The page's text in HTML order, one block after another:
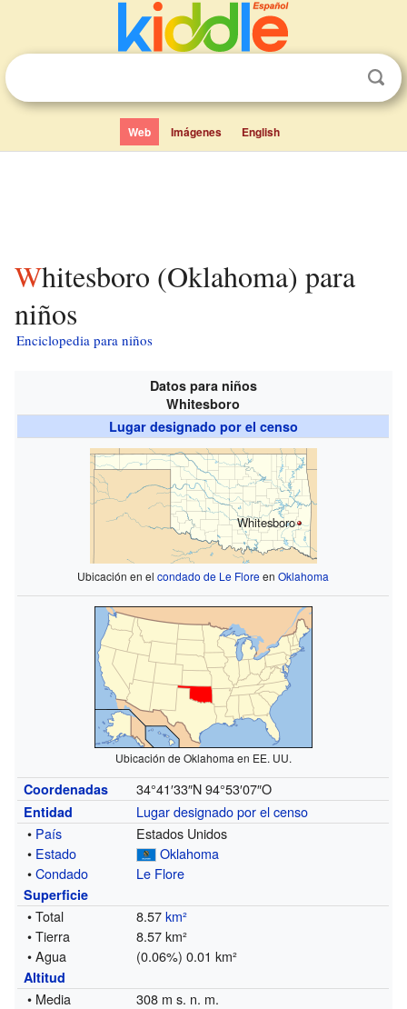
Web Imágenes English
Whitesboro (Oklahoma) para
niños
Enciclopedia para niños
Datos para niños
Whitesboro
Lugar designado por el censo
Whitesboro
Ubicación en elcondado de Le FloreenOklahoma
Ubicación de Oklahoma en EE. UU.
Coordenadas 34°41′33″N 94°53′07″O
Entidad
Lugar designado por el censo
• País
Estados Unidos
• Estado
Oklahoma
•Condado Le Flore
Superficie
• Total 8.57km²
• Tierra
8.57 km²
• Agua
(0.06%) 0.01 km²
Altitud
• Media 308 m s. n. m.